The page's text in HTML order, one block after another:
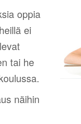
oppia
ei
tai he
näihin